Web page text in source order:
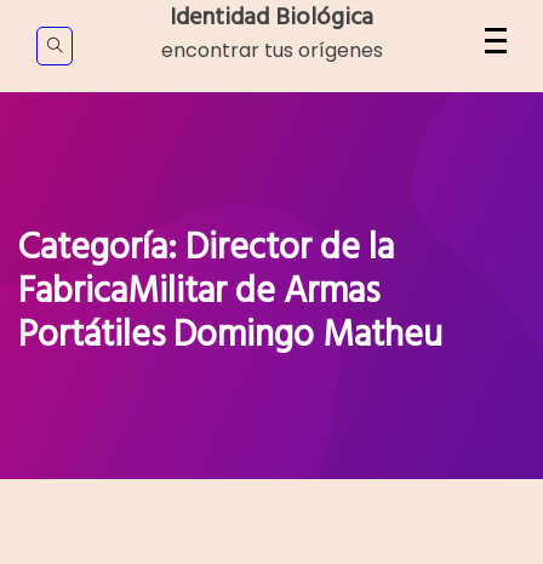
content
Identidad Biológica
encontrar tus orígenes
Categoría:Director de la
FabricaMilitar de Armas
Portátiles Domingo Matheu